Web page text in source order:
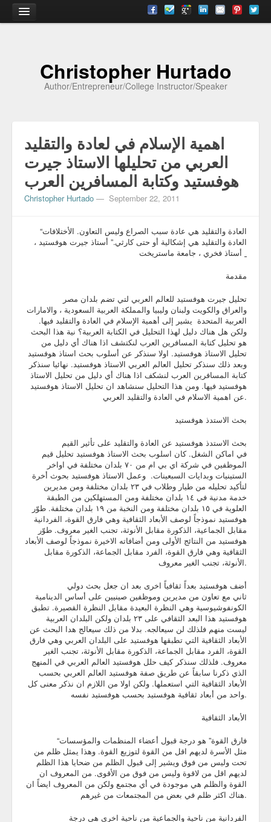
Contact
Academia
Articles
Business
Keynotes
Seminars
Family
Quotes
Reading
Resume
Tools
Christopher Hurtado
Author/Entrepreneur/College Instructor/Speaker
اهمية الإسلام في لعادة والتقليد
العربي من تحليلها الاستاذ جيرت
هوفستيد وكتابة المسافرين العرب
Christopher Hurtado — September 22, 2011
“العادة والتقليد هي عادة سبب الصراع وليس التعاون. الأختلافات
العادة والتقليد هي إشكالية أو حتى كارثي.” أستاذ جيرت هوفستيد ،
مقدمة
والعراق والكويت ولبنان وليبيا والمملكة العربية السعودية ، والامارات
العربية المتحدة يشير إلى أهمية الإسلام في العادة والتقليد فيها.
ولكن هل هناك دليل لهذا التحليل في الكتابة العربية؟ نية هذا البحث
هو تحليل كتابة المسافرين العرب لنكتشف اذا هناك أي دليل من
تحليل الاستاذ هوفستيد. اولا سنذكر عن أسلوب بحث استاذ هوفستيد
وبعد ذلك سنذكر تحليل العالم العربي الاستاذ هوفستيد. نهائيا سنذكر
كتابة المسافرين العرب لنشكف اذا هناك أي دليل من تحليل الاستاذ
هوفستيد فيها. ومن هذا التحليل سنشاهد ان تحليل الاستاذ هوفستيد
عن اهمية الاسلام في العادة والتقليد العربي.
بحث الاستدذ هوفستيد
في اماكن الشغل. كان اسلوب بحث الاستاذ هوفستيد تحليل قيم
الموظفين في شركة اي بي ام من ٧٠ بلدان مختلفة في اواخر
الستينيات وبدايات السبعينات. وعمل الاستاذ هوفستيد بحوث أخرة
لتأكيد تحليله من طيار وطلاب في ٢٣ بلدان مختلفة ومن مديرين
خدمة مدنية في ١٤ بلدان مختلفة ومن المستهلكين من الطبقة
العلوية في ١٥ بلدان مختلفة ومن النخبة من ١٩ بلدان مختلفة. طوّر
هوفستيد نموذجاً لوصف الأبعاد الثقافية وهي فارق القوة، الفردانية
مقابل الجماعية، الذكورة مقابل الأنوثة، تجنب الغير معروف. طوّر
هوفستيد من النتائج الأولى ومن أضافاته الاخيرة نموذجاً لوصف الأبعاد
الثقافية وهي فارق القوة، الفرد مقابل الجماعة، الذكورة مقابل
الأنوثة، تجنب الغير معروف.
ثاني مع تعاون من مديرين وموظفين صينيين على أساس الدينامية
الكونفوشيوسية وهي النظرة البعيدة مقابل النظرة القصيرة. تطبق
هوفستيد هذا البعد الثقافي على ٢٣ بلدان ولكن البلدان العربية
ليست منهم فلذلك لن سيعالجه. بدلا من ذلك سيعالج هدا البحث عن
الأبعاد الثقافية التي تطبقها هوفستيد على البلدان العربي وهي فارق
القوة، الفرد مقابل الجماعة، الذكورة مقابل الأنوثة، تجنب الغير
معروف. فلذلك سنذكر كيف حلل هوفستيد العالم العربي في المنهج
الذي ذكرنا سابقاً عن طريق صفة هوفستيد العالم العربي بحسب
الأبعاد الثقافية التي استعملها. ولكن اولا من اللازم ان نذكر معنى كل
واحد من أبعاد ثقافية هوفستيد بحسب هوفستيد نفسه.
الأبعاد الثقافية
“فارق القوة” هو درجة قبول أعضاء المنظمات والمؤسسات
مثل الأسرة لديهم اقل من القوة لتوزيع القوة. وهذا يمثل ظلم من
تحت وليس من فوق ويشير إلى قبول الظلم من ضحايا هذا الظلم
لديهم اقل من لاقوة وليس من فوق من الأقوى. من المعروف ان
القوة والظلم هي موجودة في أي مجتمع ولكن من المعروف ايضاً ان
هناك اكثر ظلم في بعض من المجتمعات من غيرهم.